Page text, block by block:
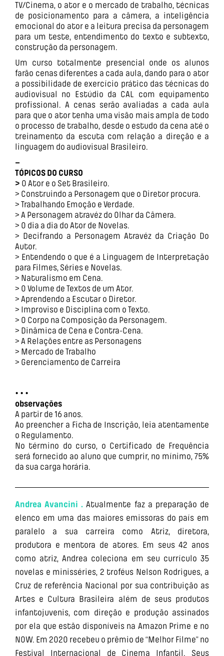
TV/Cinema, o ator e o mercado de trabalho, técnicas
de posicionamento para a câmera, a inteligência
emocional do ator e a leitura precisa da personagem
para um teste, entendimento do texto e subtexto,
construção da personagem.
Um curso totalmente presencial onde os alunos
farão cenas diferentes a cada aula, dando para o ator
a possibilidade de exercício prático das técnicas do
audiovisual no Estúdio da CAL com equipamento
profissional. A cenas serão avaliadas a cada aula
para que o ator tenha uma visão mais ampla de todo
o processo de trabalho, desde o estudo da cena até o
treinamento da escuta com relação a direção e a
linguagem do audiovisual Brasileiro.
–
TÓPICOS DO CURSO
> O Ator e o Set Brasileiro.
> Construindo a Personagem que o Diretor procura.
> Trabalhando Emoção e Verdade.
> A Personagem atravéz do Olhar da Câmera.
> O dia a dia do Ator de Novelas.
> Decifrando a Personagem Atravéz da Criação Do
Autor.
> Entendendo o que é a Linguagem de Interpretação
para Filmes, Séries e Novelas.
> Naturalismo em Cena.
> O Volume de Textos de um Ator.
> Aprendendo a Escutar o Diretor.
> Improviso e Disciplina com o Texto.
> O Corpo na Composição da Personagem.
> Dinâmica de Cena e Contra-Cena.
> A Relações entre as Personagens
> Mercado de Trabalho
> Gerenciamento de Carreira
• • •
observações
A partir de 16 anos.
Ao preencher a Ficha de Inscrição, leia atentamente
o Regulamento.
No término do curso, o Certificado de Frequência
será fornecido ao aluno que cumprir, no mínimo, 75%
da sua carga horária.
Andrea Avancini . Atualmente faz a preparação de
elenco em uma das maiores emissoras do país em
paralelo a sua carreira como Atriz, diretora,
produtora e mentora de atores. Em seus 42 anos
como atriz, Andrea coleciona em seu currículo 35
novelas e minisséries, 2 troféus Nelson Rodrigues, a
Cruz de referência Nacional por sua contribuição as
Artes e Cultura Brasileira além de seus produtos
infantojuvenis, com direção e produção assinados
por ela que estão disponíveis na Amazon Prime e no
NOW. Em 2020 recebeu o prêmio de “Melhor Filme” no
Festival Internacional de Cinema Infantil. Seus